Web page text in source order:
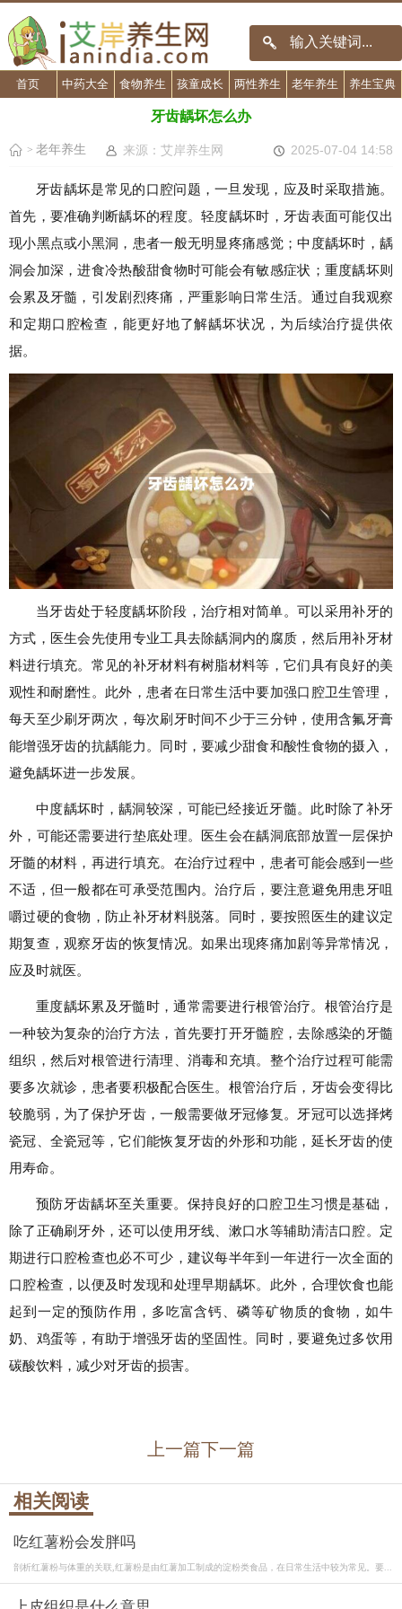
首页 中药大全 食物养生 孩童成长 两性养生 老年养生 养生宝典
牙齿龋坏怎么办
> 老年养生 来源：艾岸养生网 2025-07-04 14:58
牙齿龋坏是常见的口腔问题，一旦发现，应及时采取措施。
首先，要准确判断龋坏的程度。轻度龋坏时，牙齿表面可能仅出
现小黑点或小黑洞，患者一般无明显疼痛感觉；中度龋坏时，龋
洞会加深，进食冷热酸甜食物时可能会有敏感症状；重度龋坏则
会累及牙髓，引发剧烈疼痛，严重影响日常生活。通过自我观察
和定期口腔检查，能更好地了解龋坏状况，为后续治疗提供依
据。
当牙齿处于轻度龋坏阶段，治疗相对简单。可以采用补牙的
方式，医生会先使用专业工具去除龋洞内的腐质，然后用补牙材
料进行填充。常见的补牙材料有树脂材料等，它们具有良好的美
观性和耐磨性。此外，患者在日常生活中要加强口腔卫生管理，
每天至少刷牙两次，每次刷牙时间不少于三分钟，使用含氟牙膏
能增强牙齿的抗龋能力。同时，要减少甜食和酸性食物的摄入，
避免龋坏进一步发展。
中度龋坏时，龋洞较深，可能已经接近牙髓。此时除了补牙
外，可能还需要进行垫底处理。医生会在龋洞底部放置一层保护
牙髓的材料，再进行填充。在治疗过程中，患者可能会感到一些
不适，但一般都在可承受范围内。治疗后，要注意避免用患牙咀
嚼过硬的食物，防止补牙材料脱落。同时，要按照医生的建议定
期复查，观察牙齿的恢复情况。如果出现疼痛加剧等异常情况，
应及时就医。
重度龋坏累及牙髓时，通常需要进行根管治疗。根管治疗是
一种较为复杂的治疗方法，首先要打开牙髓腔，去除感染的牙髓
组织，然后对根管进行清理、消毒和充填。整个治疗过程可能需
要多次就诊，患者要积极配合医生。根管治疗后，牙齿会变得比
较脆弱，为了保护牙齿，一般需要做牙冠修复。牙冠可以选择烤
瓷冠、全瓷冠等，它们能恢复牙齿的外形和功能，延长牙齿的使
用寿命。
预防牙齿龋坏至关重要。保持良好的口腔卫生习惯是基础，
除了正确刷牙外，还可以使用牙线、漱口水等辅助清洁口腔。定
期进行口腔检查也必不可少，建议每半年到一年进行一次全面的
口腔检查，以便及时发现和处理早期龋坏。此外，合理饮食也能
起到一定的预防作用，多吃富含钙、磷等矿物质的食物，如牛
奶、鸡蛋等，有助于增强牙齿的坚固性。同时，要避免过多饮用
碳酸饮料，减少对牙齿的损害。
上一篇下一篇
相关阅读
吃红薯粉会发胖吗
剖析红薯粉与体重的关联,红薯粉是由红薯加工制成的淀粉类食品，在日常生活中较为常见。要...